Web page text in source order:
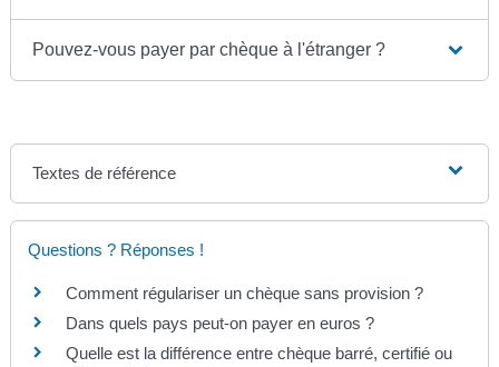
Pouvez-vous payer par chèque à l'étranger ?
Textes de référence
Questions ? Réponses !
Comment régulariser un chèque sans provision ?
Dans quels pays peut-on payer en euros ?
Quelle est la différence entre chèque barré, certifié ou